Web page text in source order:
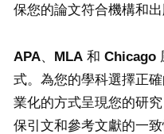
保您的論文符合機構和出
APA、 MLA 和 Chicago
式。為您的學科選擇正
業化的方式呈現您的研
保引文和參考文獻的一